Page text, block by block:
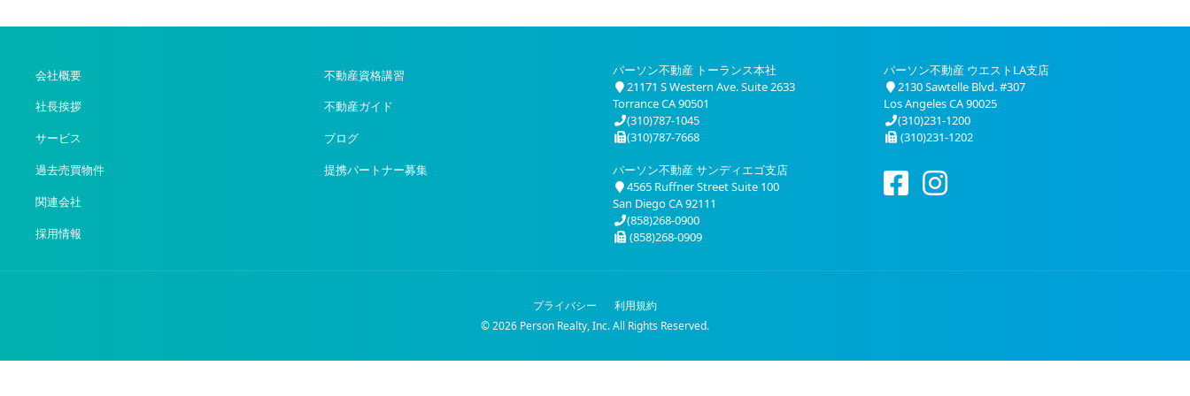
会社概要
社長挨拶
サービス
過去売買物件
関連会社
採用情報
不動産資格講習
不動産ガイド
ブログ
提携パートナー募集
パーソン不動産 トーランス本社
21171 S Western Ave. Suite 2633
Torrance CA 90501
(310)787-1045
(310)787-7668
パーソン不動産 ウエストLA支店
2130 Sawtelle Blvd. #307
Los Angeles CA 90025
(310)231-1200
(310)231-1202
パーソン不動産 サンディエゴ支店
4565 Ruffner Street Suite 100
San Diego CA 92111
(858)268-0900
(858)268-0909
プライバシー
利用規約
© 2026 Person Realty, Inc. All Rights Reserved.